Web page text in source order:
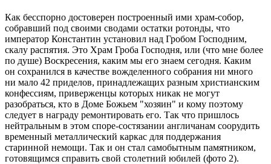
Как бесспорно достоверен построенный ими храм-собор,
собравший под своими сводами остатки ротонды, что
император Константин установил над Гробом Господним,
скалу распятия. Это Храм Гроба Господня, или (что мне более
по душе) Воскресения, каким мы его знаем сегодня. Каким
он сохранился в качестве вожделенного собрания ни много
ни мало 42 приделов, принадлежащих разным христианским
конфессиям, приверженцы которых никак не могут
разобраться, кто в Доме Божьем "хозяин" и кому поэтому
следует в награду ремонтировать его. Так что пришлось
нейтральным в этом споре-состязании англичанам соорудить
временный металлический каркас для поддержания
старинной немощи. Так и он стал самобытным памятником,
готовящимся справить свой столетний юбилей (фото 2).